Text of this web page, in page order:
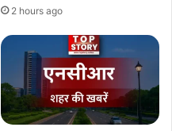
2 hours ago